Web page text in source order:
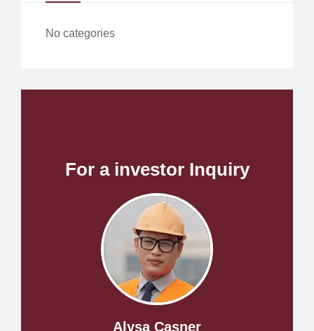
No categories
For a investor Inquiry
Alysa Casner